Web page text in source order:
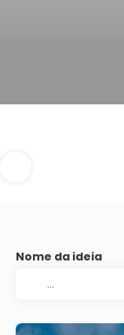
Nome da ideia